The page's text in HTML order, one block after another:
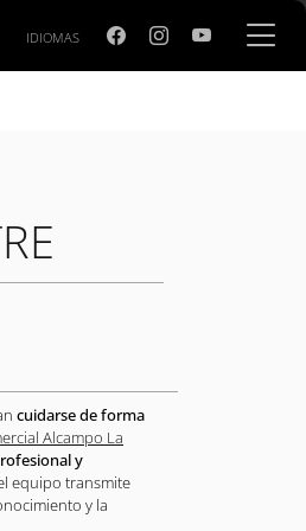
IDIOMAS
cuidarse de forma
Alcampo La
y
equipo transmite
y la